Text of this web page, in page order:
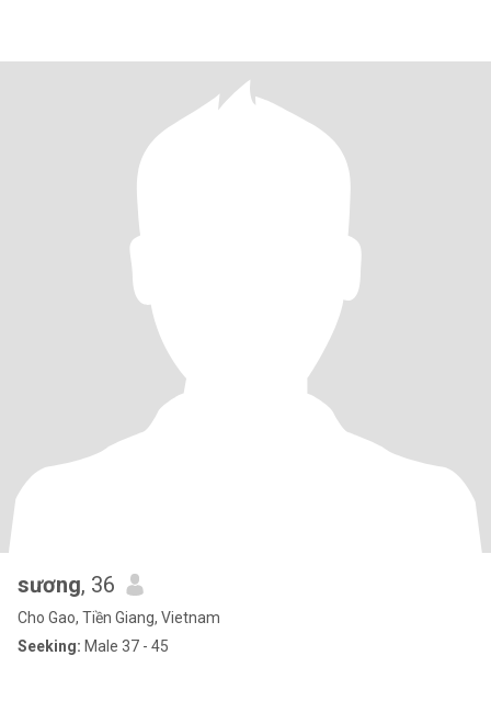
sương, 36
Cho Gao, Tiền Giang, Vietnam
Seeking: Male 37 - 45